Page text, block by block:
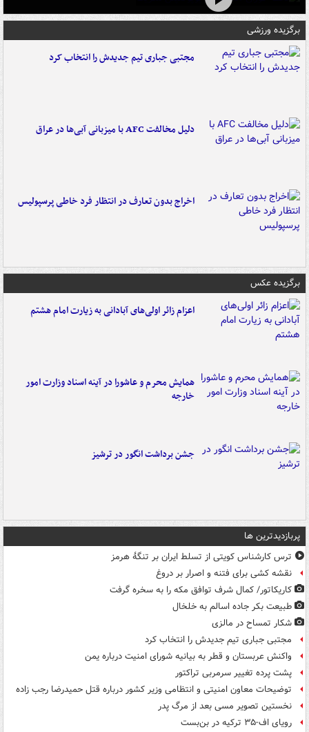
برگزیده ورزشی
مجتبی جباری تیم جدیدش را انتخاب کرد
دلیل مخالفت AFC با میزبانی آبی‌ها در عراق
اخراج بدون تعارف در انتظار فرد خاطی پرسپولیس
برگزیده عکس
اعزام زائر اولی‌های آبادانی به زیارت امام هشتم
همایش محرم و عاشورا در آینه اسناد وزارت امور
خارجه
جشن برداشت انگور در ترشیز
پربازدیدترین ها
ترس کارشناس کویتی از تسلط ایران بر تنگۀ هرمز
نقشه کشی برای فتنه و اصرار بر دروغ
کاریکاتور/ کمال شرف توافق مکه را به سخره گرفت
طبیعت بکر جاده اسالم به خلخال
شکار تمساح در مالزی
مجتبی جباری تیم جدیدش را انتخاب کرد
واکنش عربستان و قطر به بیانیه شورای امنیت درباره یمن
پشت پرده تغییر سرمربی تراکتور
توضیحات معاون امنیتی و انتظامی وزیر کشور درباره قتل حمیدرضا رجب زاده
نخستین تصویر مسی بعد از مرگ پدر
رویای اف-۳۵ ترکیه در بن‌بست